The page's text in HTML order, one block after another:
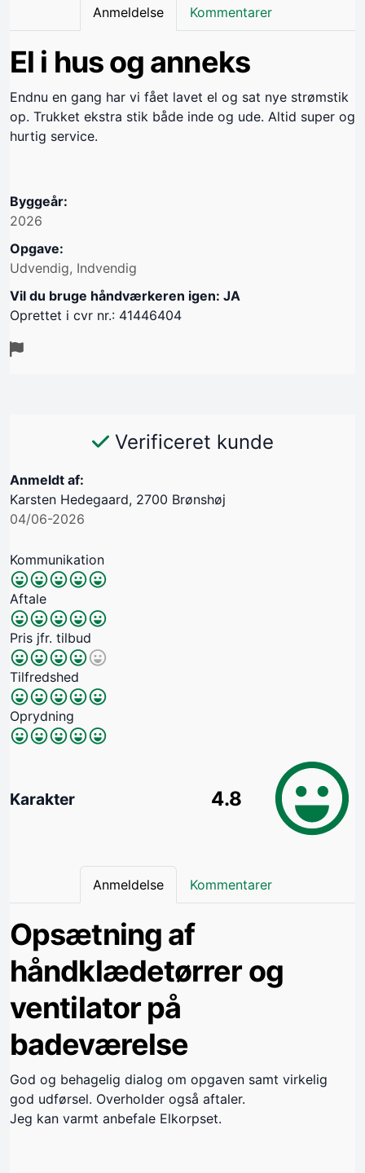
Anmeldelse Kommentarer
El i hus og anneks
Endnu en gang har vi fået lavet el og sat nye strømstik
op. Trukket ekstra stik både inde og ude. Altid super og
hurtig service.
Byggeår:
2026
Opgave:
Udvendig, Indvendig
Vil du bruge håndværkeren igen: JA
Oprettet i cvr nr.: 41446404
Verificeret kunde
Anmeldt af:
Karsten Hedegaard, 2700 Brønshøj
04/06-2026
Kommunikation
Aftale
Pris jfr. tilbud
Tilfredshed
Oprydning
Karakter 4.8
Anmeldelse Kommentarer
Opsætning af
håndklædetørrer og
ventilator på
badeværelse
God og behagelig dialog om opgaven samt virkelig
god udførsel. Overholder også aftaler.
Jeg kan varmt anbefale Elkorpset.